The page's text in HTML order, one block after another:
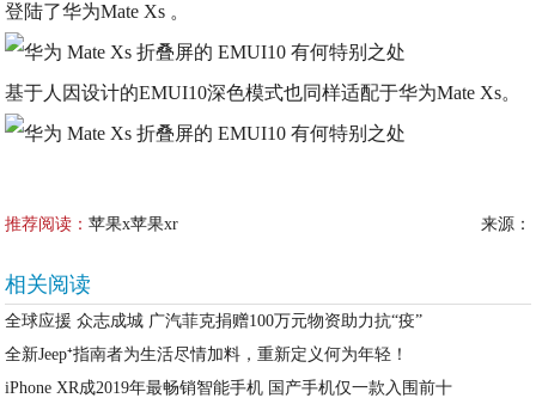
登陆了华为Mate Xs 。
基于人因设计的EMUI10深色模式也同样适配于华为Mate Xs。
推荐阅读：苹果x苹果xr 来源：
相关阅读
全球应援 众志成城 广汽菲克捐赠100万元物资助力抗“疫”
全新Jeep⁺指南者为生活尽情加料，重新定义何为年轻！
iPhone XR成2019年最畅销智能手机 国产手机仅一款入围前十